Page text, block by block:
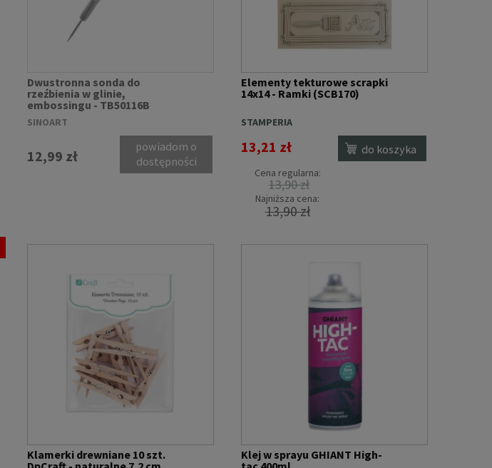
Dwustronna sonda do
rzeźbienia w glinie,
embossingu - TB50116B
(większe)
SINOART
12,99 zł
powiadom o
dostępności
Elementy tekturowe scrapki
14x14 - Ramki (SCB170)
STAMPERIA
13,21 zł
Cena regularna:
13,90 zł
Najniższa cena:
13,90 zł
do koszyka
Klamerki drewniane 10 szt.
Klej w sprayu GHIANT High-